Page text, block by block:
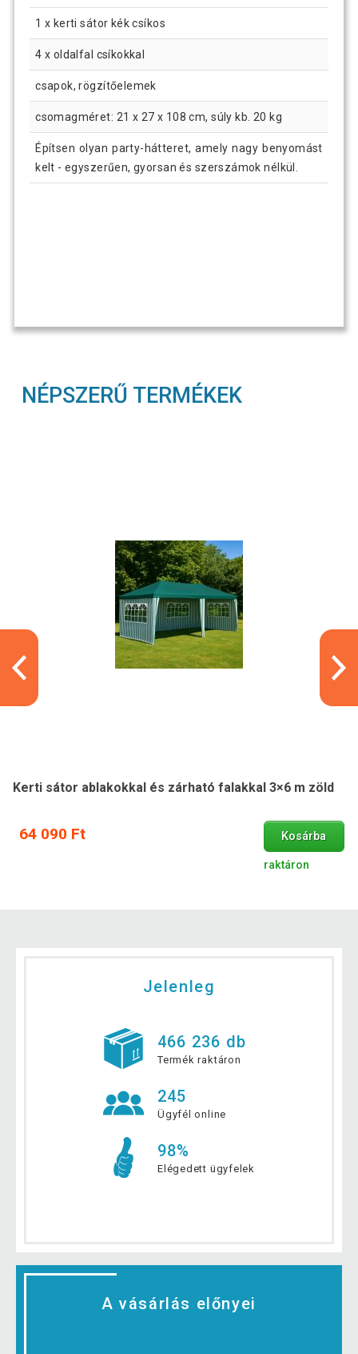
1 x kerti sátor kék csíkos
4 x oldalfal csíkokkal
csapok, rögzítőelemek
csomagméret: 21 x 27 x 108 cm, súly kb. 20 kg
Építsen olyan party-hátteret, amely nagy benyomást
kelt - egyszerűen, gyorsan és szerszámok nélkül.
NÉPSZERŰ TERMÉKEK
Kerti sátor ablakokkal és zárható falakkal 3×6 m zöld
64 090 Ft Kosárba
raktáron
Jelenleg
466 236 db
Termék raktáron
245
Ügyfél online
98%
Elégedett ügyfelek
A vásárlás előnyei